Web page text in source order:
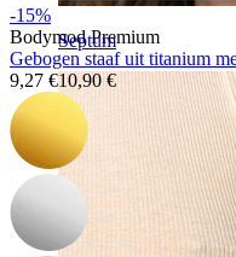
Septum
-15%
Bodymod Premium
Gebogen staaf uit titanium
9,27 €10,90 €